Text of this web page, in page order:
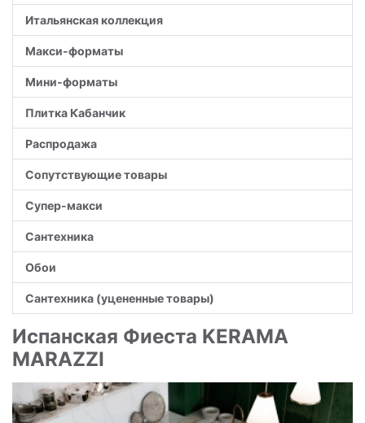
Итальянская коллекция
Макси-форматы
Мини-форматы
Плитка Кабанчик
Распродажа
Сопутствующие товары
Супер-макси
Сантехника
Обои
Сантехника (уцененные товары)
Испанская Фиеста KERAMA
MARAZZI